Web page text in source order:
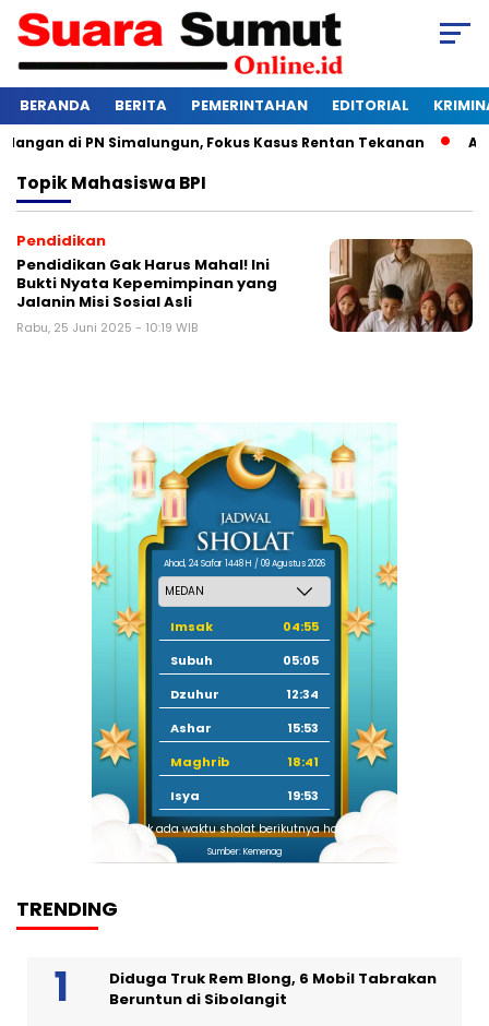
BERANDA BERITA PEMERINTAHAN EDITORIAL
di PN Simalungun, Fokus Kasus Rentan Tekanan
TopikMahasiswa BPI
Pendidikan
Pendidikan Gak Harus Mahal! Ini
Bukti Nyata Kepemimpinan yang
Jalanin Misi Sosial Asli
Rabu, 25 Juni 2025 - 10:19 WIB
Ahad, 24 Safar 1448 H / 09 Agustus 2026
Imsak
04:55
Subuh
05:05
Dzuhur
12:34
Ashar
15:53
Maghrib
18:41
Isya
19:53
Tidak ada waktu sholat berikutnya hari ini.
Sumber: Kemenag
TRENDING
Diduga Truk Rem Blong, 6 Mobil Tabrakan
Beruntun di Sibolangit